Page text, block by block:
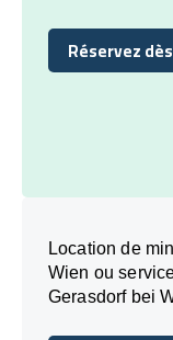
Réservez
Réservez
Location de
Wien ou
Gerasdorf bei